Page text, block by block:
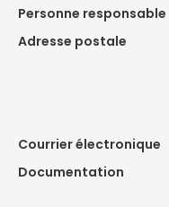
Personne responsable
Adresse postale
Courrier électronique
Documentation